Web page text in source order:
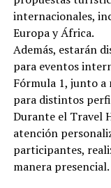
internacionales,
Europa y África.
Además, estarán
para eventos
Fórmula 1, junto a
para distintos
Durante el Travel
atención
participantes,
manera presencial.